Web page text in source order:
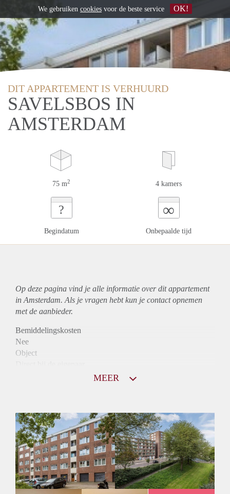
DIT APPARTEMENT IS VERHUURD
SAVELSBOS IN
AMSTERDAM
75 m2 4 kamers
?
Begindatum
∞
Onbepaalde tijd
Op deze pagina vind je alle informatie over ditappartement
in Amsterdam. Als je vragen hebt kun je contact opnemen
met de aanbieder.
Bemiddelingskosten
Nee
Object
Huurtoeslag
Niet mogelijk
Inkomen eis
2,8 X De bruto Huur
Huurtermijn
Onbepaalde termijn
Oplevering
MEER
We gebruiken cookies voor de beste service OK!